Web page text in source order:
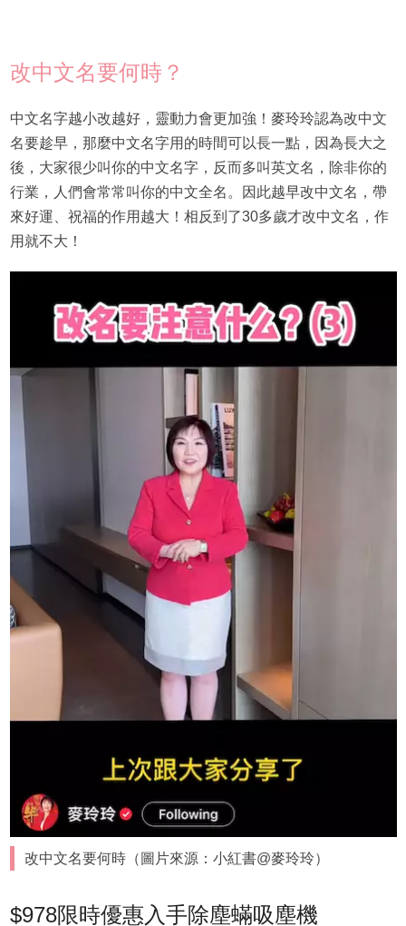
改中文名要何時？
中文名字越小改越好，靈動力會更加強！麥玲玲認為改中文
名要趁早，那麼中文名字用的時間可以長一點，因為長大之
後，大家很少叫你的中文名字，反而多叫英文名，除非你的
行業，人們會常常叫你的中文全名。因此越早改中文名，帶
來好運、祝福的作用越大！相反到了30多歲才改中文名，作
用就不大！
改中文名要何時（圖片來源：小紅書@麥玲玲）
$978限時優惠入手除塵蟎吸塵機